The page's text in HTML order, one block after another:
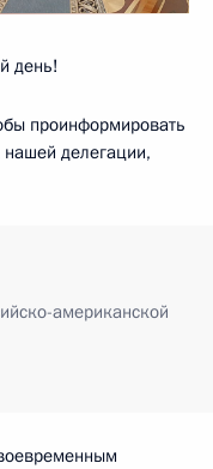
день!
проинформировать
нашей делегации,
американской